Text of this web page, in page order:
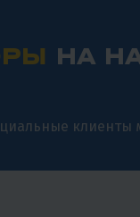
НА
клиенты